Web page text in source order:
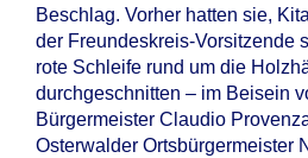
Beschlag. Vorher hatten sie,
der Freundeskreis-Vorsitzende
rote Schleife rund um die
durchgeschnitten – im Beisein
Bürgermeister Claudio
Osterwalder Ortsbürgermeister